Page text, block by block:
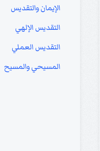
الإيمان والتقديس
التقديس الإلهي
التقديس العملي
المسيحي والمسيح